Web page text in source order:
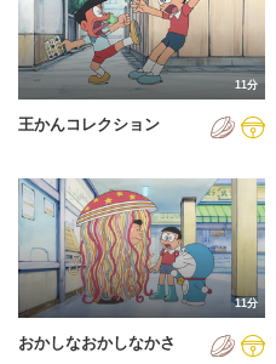
11分
王かんコレクション
11分
おかしなおかしなかさ